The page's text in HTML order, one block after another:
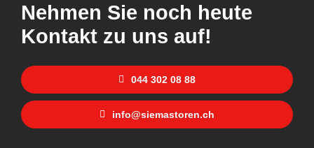
Nehmen Sie noch heute
Kontakt zu uns auf!
044 302 08 88
info@siemastoren.ch